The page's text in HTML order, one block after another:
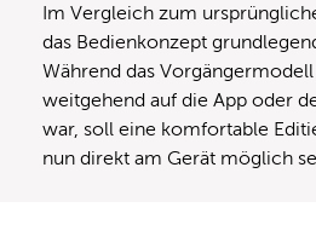
Im Vergleich zum
das Bedienkonzept
Während das
weitgehend auf die App oder
war, soll eine komfortable
nun direkt am Gerät möglich